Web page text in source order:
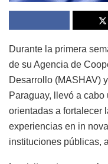
Durante la primera
de su Agencia de
Desarrollo (MASHAV)
Paraguay, llevó a
orientadas a fortalecer
experiencias en in
instituciones públicas,